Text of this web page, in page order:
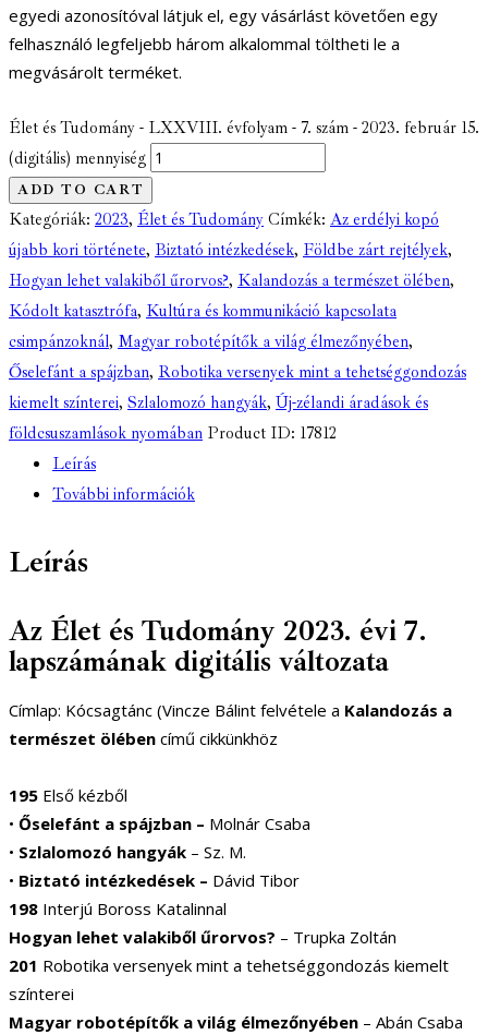
egyedi azonosítóval látjuk el, egy vásárlást követően egy
felhasználó legfeljebb három alkalommal töltheti le a
megvásárolt terméket.
Élet és Tudomány - LXXVIII. évfolyam - 7. szám - 2023. február 15.
(digitális) mennyiség
ADD TO CART
Kategóriák: 2023, Élet és Tudomány Címkék: Az erdélyi kopó
újabb kori története, Biztató intézkedések, Földbe zárt rejtélyek,
Hogyan lehet valakiből űrorvos?, Kalandozás a természet ölében,
Kódolt katasztrófa, Kultúra és kommunikáció kapcsolata
csimpánzoknál, Magyar robotépítők a világ élmezőnyében,
Őselefánt a spájzban, Robotika versenyek mint a tehetséggondozás
kiemelt színterei, Szlalomozó hangyák, Új-zélandi áradások és
földcsuszamlások nyomában Product ID: 17812
Leírás
További információk
Leírás
Az Élet és Tudomány 2023. évi 7.
lapszámának digitális változata
Címlap: Kócsagtánc (Vincze Bálint felvétele a Kalandozás a
természet ölében című cikkünkhöz
195 Első kézből
• Őselefánt a spájzban – Molnár Csaba
• Szlalomozó hangyák – Sz. M.
• Biztató intézkedések – Dávid Tibor
198 Interjú Boross Katalinnal
Hogyan lehet valakiből űrorvos? – Trupka Zoltán
201 Robotika versenyek mint a tehetséggondozás kiemelt
színterei
Magyar robotépítők a világ élmezőnyében – Abán Csaba